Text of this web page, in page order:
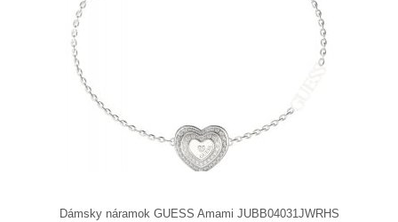
Dámsky náramok GUESS Amami JUBB04031JWRHS